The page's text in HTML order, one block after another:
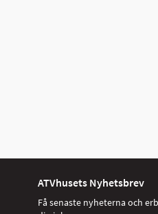
ATVhusets Nyhetsbrev
Få senaste nyheterna och